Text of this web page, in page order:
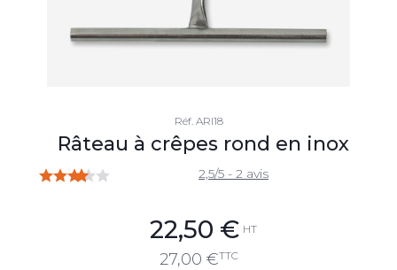
Réf. ARI18
Râteau à crêpes rond en inox
2,5/5 - 2 avis
22,50 € HT
27,00 €TTC